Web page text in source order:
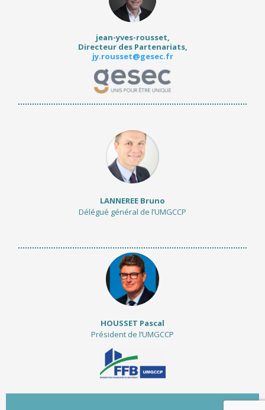
jean-yves-rousset,
Directeur des Partenariats,
jy.rousset@gesec.fr
LANNEREE Bruno
Délégué général de l’UMGCCP
HOUSSET Pascal
Président de l’UMGCCP